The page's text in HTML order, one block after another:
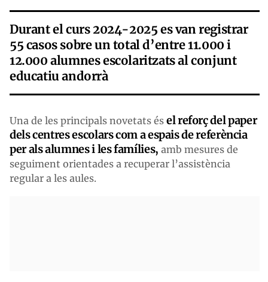
Durant el curs 2024-2025 es van registrar
55 casos sobre un total d’entre 11.000 i
12.000 alumnes escolaritzats al conjunt
educatiu andorrà
Una de les principals novetats és el reforç del paper
dels centres escolars com a espais de referència
per als alumnes i les famílies, amb mesures de
seguiment orientades a recuperar l’assistència
regular a les aules.